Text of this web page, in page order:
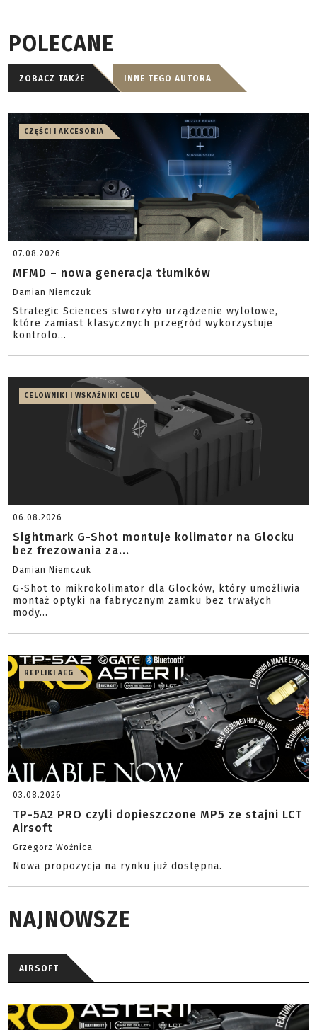
POLECANE
ZOBACZ TAKŻE INNE TEGO AUTORA
CZĘŚCI I AKCESORIA
07.08.2026
MFMD – nowa generacja tłumików
Damian Niemczuk
Strategic Sciences stworzyło urządzenie wylotowe,
które zamiast klasycznych przegród wykorzystuje
kontrolo...
CELOWNIKI I WSKAŹNIKI CELU
06.08.2026
Sightmark G-Shot montuje kolimator na Glocku
bez frezowania za...
Damian Niemczuk
G-Shot to mikrokolimator dla Glocków, który umożliwia
montaż optyki na fabrycznym zamku bez trwałych
mody...
REPLIKI AEG
03.08.2026
TP-5A2 PRO czyli dopieszczone MP5 ze stajni LCT
Airsoft
Grzegorz Woźnica
Nowa propozycja na rynku już dostępna.
NAJNOWSZE
AIRSOFT